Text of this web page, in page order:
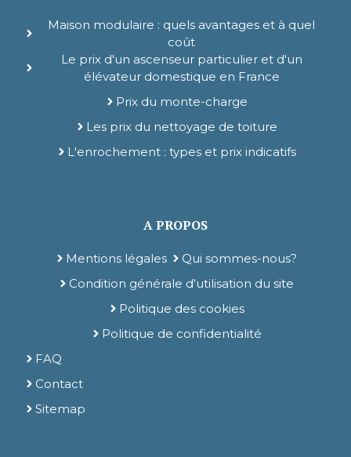
Maison modulaire : quels avantages et à quel
coût
Le prix d'un ascenseur particulier et d'un
élévateur domestique en France
Prix du monte-charge
Les prix du nettoyage de toiture
L'enrochement : types et prix indicatifs
A PROPOS
Mentions légales
Qui sommes-nous?
Condition générale d'utilisation du site
Politique des cookies
Politique de confidentialité
FAQ
Contact
Sitemap